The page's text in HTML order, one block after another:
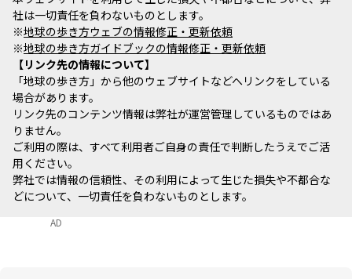
社は一切責任を負わないものとします。
※地球の歩き方ウェブの情報修正・更新依頼
※地球の歩き方ガイドブックの情報修正・更新依頼
リンク先の情報について
「地球の歩き方」から他のウェブサイトなどへリンクをしている
場合があります。
リンク先のコンテンツ情報は弊社が運営管理しているものではあ
りません。
ご利用の際は、すべて利用者ご自身の責任で判断したうえでご活
用ください。
弊社では情報の信頼性、その利用によって生じた損失や不都合な
どについて、一切責任を負わないものとします。
AD